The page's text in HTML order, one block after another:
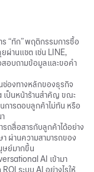
ร “ทัก” พฤติกรรมการซื้อ
ผ่านแชต เช่น LINE,
อบถามข้อมูลและขอคำ
ช่องทางหลักของธุรกิจ
เป็นหน้าร้านสำคัญ ขณะ
นการตอบลูกค้าไม่ทัน หรือ
ถสื่อสารกับลูกค้าได้อย่าง
า ผ่านความสามารถของ
ษย์มากขึ้น
AI เข้ามา
ระบบ AI อย่างไรให้